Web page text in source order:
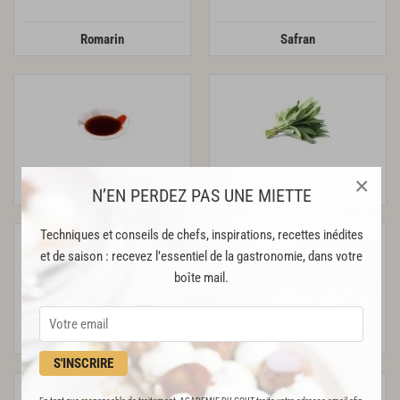
N’EN PERDEZ PAS UNE MIETTE
Techniques et conseils de chefs, inspirations, recettes inédites
et de saison : recevez l’essentiel de la gastronomie, dans votre
boîte mail.
S'INSCRIRE
×
Romarin Safran
Sauce soja Sauge